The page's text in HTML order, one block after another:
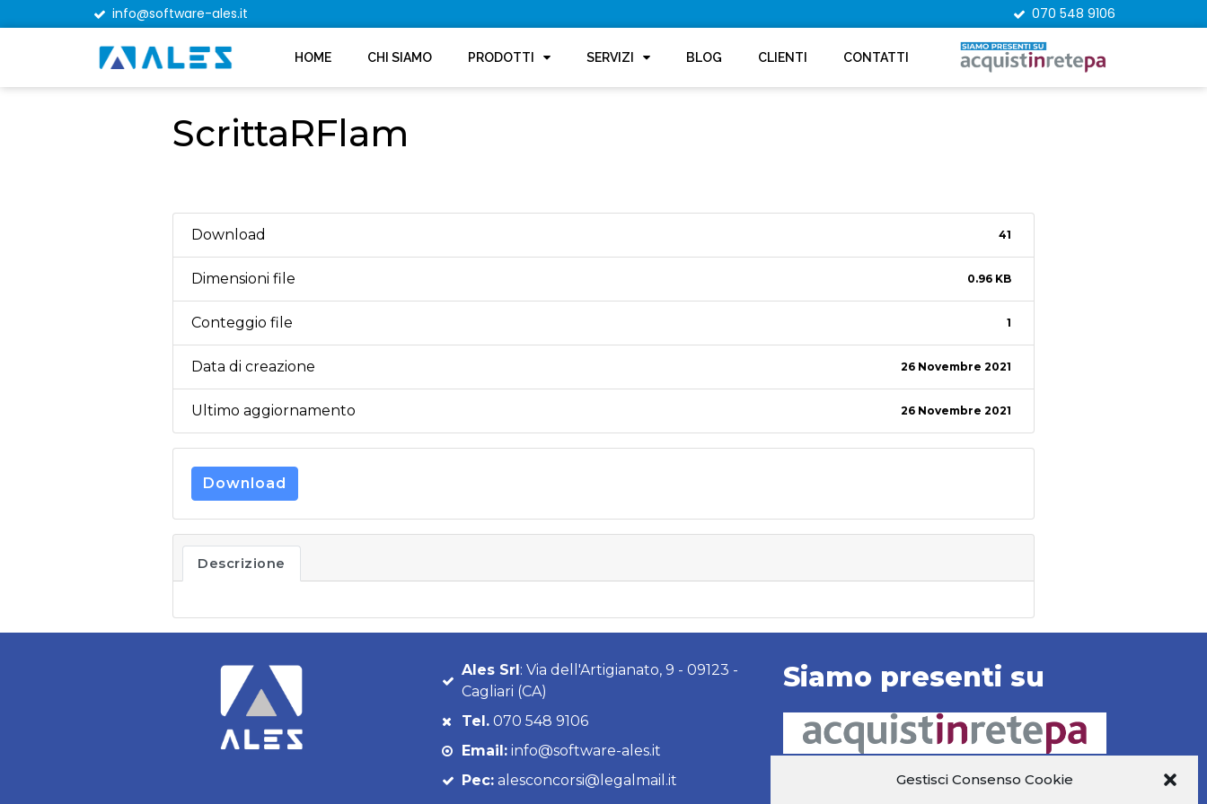
Gestisci Consenso Cookie
info@software-ales.it 070 548 9106
HOME CHI SIAMO PRODOTTI SERVIZI BLOG CLIENTI CONTATTI
ScrittaRFlam
Download 41
Dimensioni file 0.96 KB
Conteggio file 1
Data di creazione 26 Novembre 2021
Ultimo aggiornamento 26 Novembre 2021
Download
Descrizione
Ales Srl: Via dell'Artigianato, 9 - 09123 -
Cagliari (CA)
Tel. 070 548 9106
Email: info@software-ales.it
Pec: alesconcorsi@legalmail.it
Siamo presenti su